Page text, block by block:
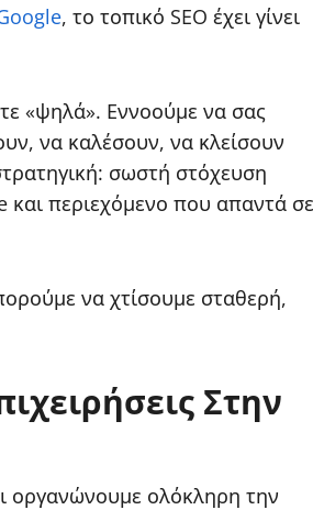
, το τοπικό SEO έχει γίνει
«ψηλά». Εννοούμε να σας
να καλέσουν, να κλείσουν
σωστή στόχευση
και περιεχόμενο που απαντά σε
να χτίσουμε σταθερή,
Στην
οργανώνουμε ολόκληρη την